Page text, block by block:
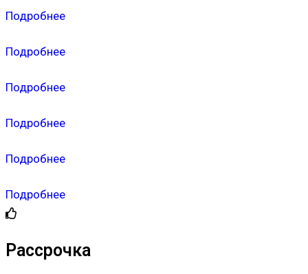
Подробнее
Подробнее
Подробнее
Подробнее
Подробнее
Подробнее
Рассрочка